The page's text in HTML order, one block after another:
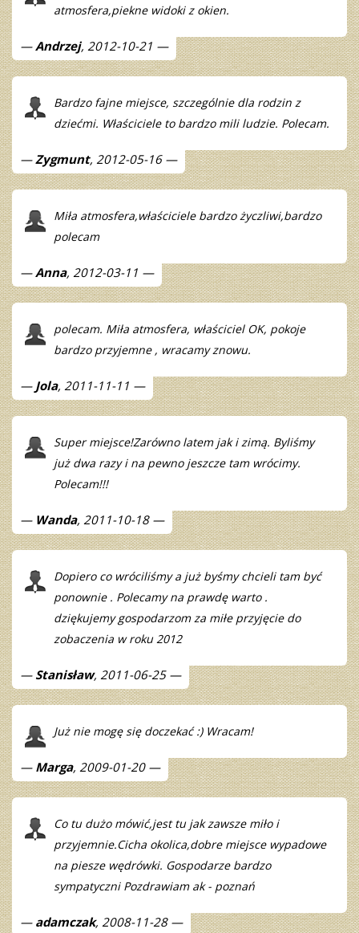
atmosfera,piekne widoki z okien.
Andrzej, 2012-10-21
Bardzo fajne miejsce, szczególnie dla rodzin z
dziećmi. Właściciele to bardzo mili ludzie. Polecam.
Zygmunt, 2012-05-16
Miła atmosfera,właściciele bardzo życzliwi,bardzo
polecam
Anna, 2012-03-11
polecam. Miła atmosfera, właściciel OK, pokoje
bardzo przyjemne , wracamy znowu.
Jola, 2011-11-11
Super miejsce!Zarówno latem jak i zimą. Byliśmy
już dwa razy i na pewno jeszcze tam wrócimy.
Polecam!!!
Wanda, 2011-10-18
Dopiero co wróciliśmy a już byśmy chcieli tam być
ponownie . Polecamy na prawdę warto .
dziękujemy gospodarzom za miłe przyjęcie do
zobaczenia w roku 2012
Stanisław, 2011-06-25
Już nie mogę się doczekać :) Wracam!
Marga, 2009-01-20
Co tu dużo mówić,jest tu jak zawsze miło i
przyjemnie.Cicha okolica,dobre miejsce wypadowe
na piesze wędrówki. Gospodarze bardzo
sympatyczni Pozdrawiam ak - poznań
adamczak, 2008-11-28